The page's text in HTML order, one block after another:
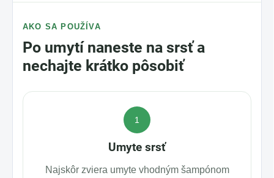
AKO SA POUŽÍVA
Po umytí naneste na srsť a
nechajte krátko pôsobiť
1
Umyte srsť
Najskôr zviera umyte vhodným šampónom